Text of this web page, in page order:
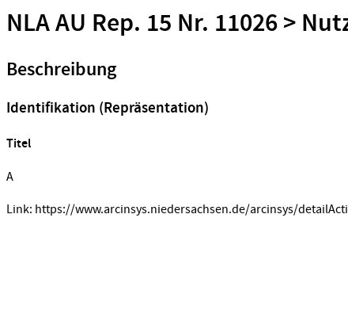
NLA AU Rep. 15 Nr. 11026 >
Beschreibung
Identifikation (Repräsentation)
Titel
A
Link: https://www.arcinsys.niedersachsen.de/arcinsys/